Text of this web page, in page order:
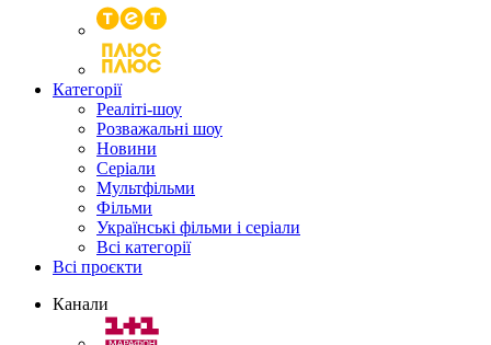
Категорії
Реаліті-шоу
Розважальні шоу
Новини
Серіали
Мультфільми
Фільми
Українські фільми і серіали
Всі категорії
Всі проєкти
Канали